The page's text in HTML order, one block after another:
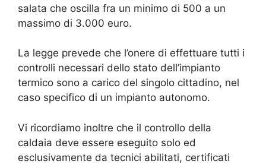
salata che oscilla fra un minimo di 500 a un
massimo di 3.000 euro.
La legge prevede che l’onere di effettuare tutti i
controlli necessari dello stato dell’impianto
termico sono a carico del singolo cittadino, nel
caso specifico di un impianto autonomo.
Vi ricordiamo inoltre che il controllo della
caldaia deve essere eseguito solo ed
esclusivamente da tecnici abilitati, certificati